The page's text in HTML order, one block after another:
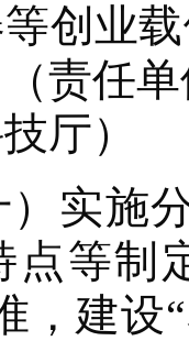
创业
责任
厅）
施分
点等制
，建设